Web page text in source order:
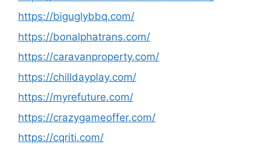
https://biguglybbq.com/
https://bonalphatrans.com/
https://caravanproperty.com/
https://chilldayplay.com/
https://myrefuture.com/
https://crazygameoffer.com/
https://cqriti.com/